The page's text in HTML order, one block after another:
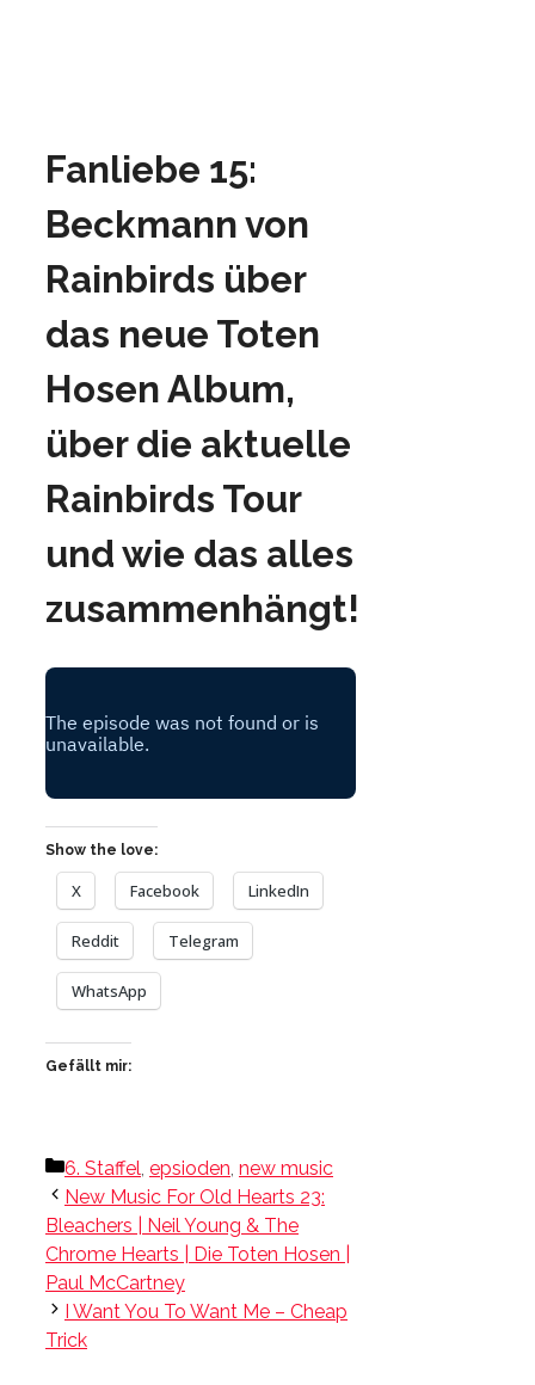
Fanliebe 15:
Beckmann von
Rainbirds über
das neue Toten
Hosen Album,
über die aktuelle
Rainbirds Tour
und wie das alles
zusammenhängt!
Show the love:
X Facebook LinkedIn
Reddit Telegram
WhatsApp
Gefällt mir:
Kategorien
6. Staffel, epsioden, new music
New Music For Old Hearts 23:
Bleachers | Neil Young & The
Chrome Hearts | Die Toten Hosen |
Paul McCartney
I Want You To Want Me – Cheap
Trick